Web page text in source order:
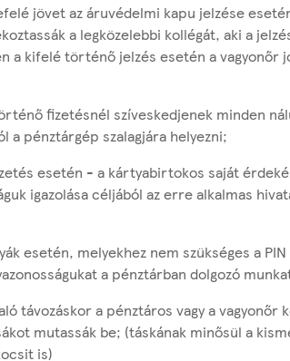
jövet az áruvédelmi kapu jelzése
a legközelebbi kollégát, aki a
a kifelé történő jelzés esetén a vagyonőr
fizetésnél szíveskedjenek minden
a pénztárgép szalagjára helyezni;
esetén - a kártyabirtokos saját
igazolása céljából az erre alkalmas
esetén, melyekhez nem szükséges a
a pénztárban dolgozó
távozáskor a pénztáros vagy a
mutassák be; (táskának minősül a
is)